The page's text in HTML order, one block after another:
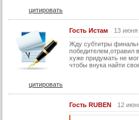
цитировать
Гость Истам
13 июня
Жду субтитры
победителем,отравил
хуже придумать не
чтобы внука найти
цитировать
Гость RUBEN 12